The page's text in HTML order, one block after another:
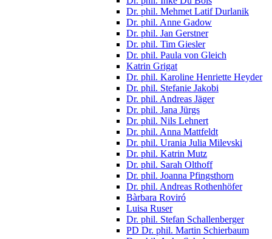
Dr. phil. Mehmet Latif Durlanik
Dr. phil. Anne Gadow
Dr. phil. Jan Gerstner
Dr. phil. Tim Giesler
Dr. phil. Paula von Gleich
Katrin Grigat
Dr. phil. Karoline Henriette Heyder
Dr. phil. Stefanie Jakobi
Dr. phil. Andreas Jäger
Dr. phil. Jana Jürgs
Dr. phil. Nils Lehnert
Dr. phil. Anna Mattfeldt
Dr. phil. Urania Julia Milevski
Dr. phil. Katrin Mutz
Dr. phil. Sarah Olthoff
Dr. phil. Joanna Pfingsthorn
Dr. phil. Andreas Rothenhöfer
Bàrbara Roviró
Luisa Ruser
Dr. phil. Stefan Schallenberger
PD Dr. phil. Martin Schierbaum